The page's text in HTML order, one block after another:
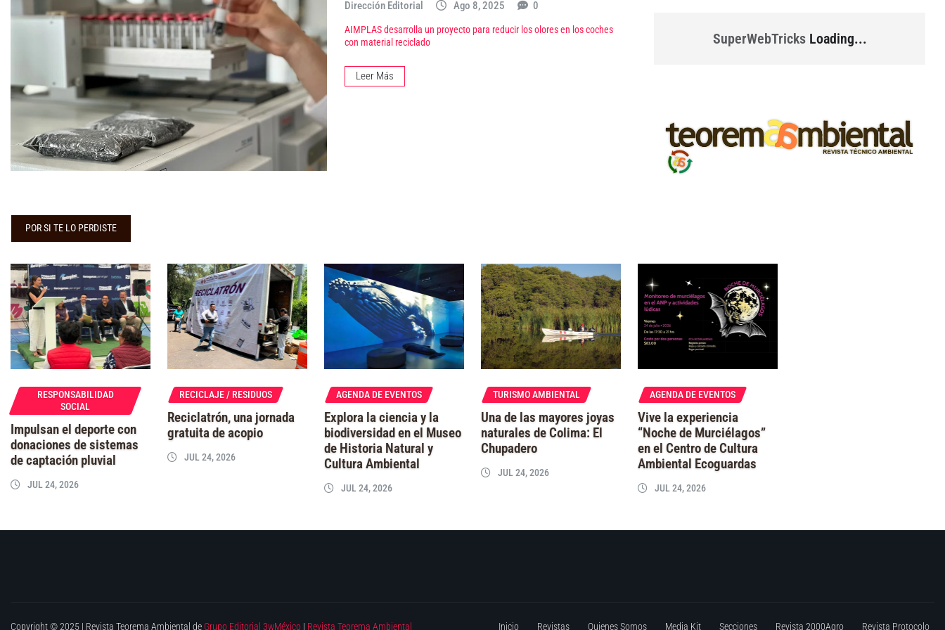
Dirección Editorial Ago 8, 2025 0
AIMPLAS desarrolla un proyecto para reducir los olores en los coches
con material reciclado
Leer Más
SuperWebTricksLoading...
POR SI TE LO PERDISTE
RESPONSABILIDAD
SOCIAL
Impulsan el deporte con
donaciones de sistemas
de captación pluvial
JUL 24, 2026
RECICLAJE / RESIDUOS
Reciclatrón, una jornada
gratuita de acopio
JUL 24, 2026
AGENDA DE EVENTOS
Explora la ciencia y la
biodiversidad en el Museo
de Historia Natural y
Cultura Ambiental
JUL 24, 2026
TURISMO AMBIENTAL
Una de las mayores joyas
naturales de Colima: El
Chupadero
JUL 24, 2026
AGENDA DE EVENTOS
Vive la experiencia
“Noche de Murciélagos”
en el Centro de Cultura
Ambiental Ecoguardas
JUL 24, 2026
Copyright © 2025 | Revista Teorema Ambiental de Grupo Editorial 3wMéxico | Revista Teorema Ambiental Inicio Revistas Quienes Somos Media Kit Secciones Revista 2000Agro Revista Protocolo